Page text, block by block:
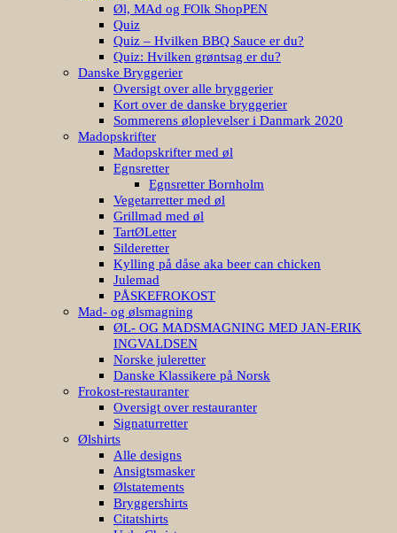
Øl, MAd og FOlk ShopPEN
Quiz
Quiz – Hvilken BBQ Sauce er du?
Quiz: Hvilken grøntsag er du?
Danske Bryggerier
Oversigt over alle bryggerier
Kort over de danske bryggerier
Sommerens øloplevelser i Danmark 2020
Madopskrifter
Madopskrifter med øl
Egnsretter
Egnsretter Bornholm
Vegetarretter med øl
Grillmad med øl
TartØLetter
Silderetter
Kylling på dåse aka beer can chicken
Julemad
PÅSKEFROKOST
Mad- og ølsmagning
ØL- OG MADSMAGNING MED JAN-ERIK
INGVALDSEN
Norske juleretter
Danske Klassikere på Norsk
Frokost-restauranter
Oversigt over restauranter
Signaturretter
Ølshirts
Alle designs
Ansigtsmasker
Ølstatements
Bryggershirts
Citatshirts